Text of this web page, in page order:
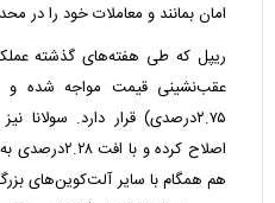
امان بمانند و معاملات خود را در
ریپل که طی هفته‌های گذشته
۲.۷۵درصدی) قرار دارد.
هم همگام با سایر آلت‌کوین‌های